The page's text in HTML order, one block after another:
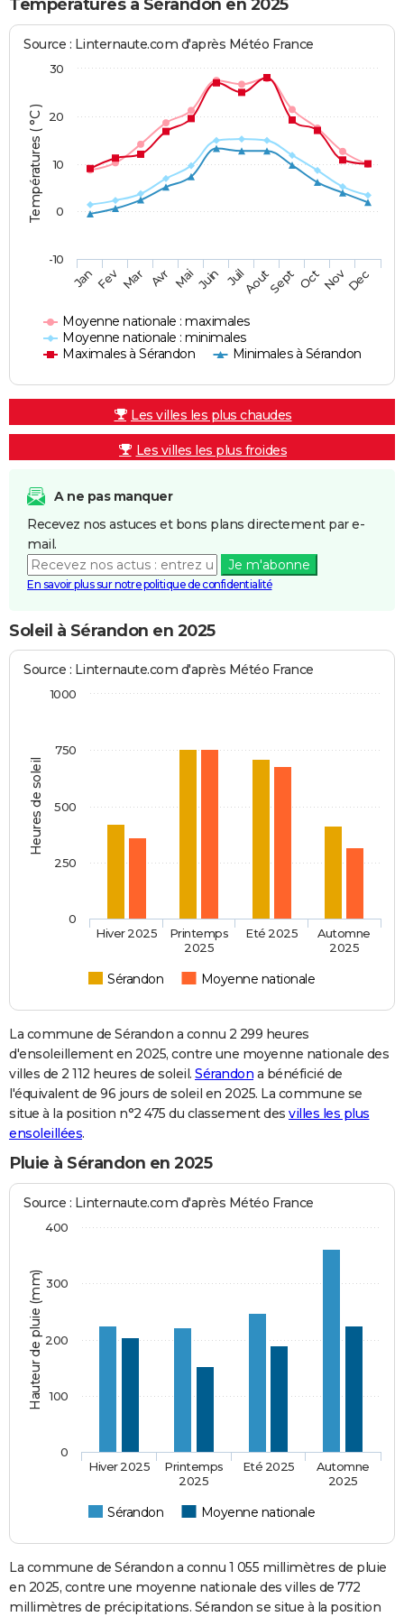
Températures à Sérandon en 2025
Températures ( °C )
Source : Linternaute.com d'après Météo France
Moyenne nationale : maximales
Moyenne nationale : minimales
Maximales à Sérandon
Minimales à Sérandon
JanFev Mar Avr MaiJuin JuilAoutSept OctNovDec
-10
0
10
20
30
Les villes les plus chaudes
Les villes les plus froides
A ne pas manquer
Recevez nos astuces et bons plans directement par e-
mail.
Je m'abonne
En savoir plus sur notre politique de confidentialité
Soleil à Sérandon en 2025
Heures de soleil
Source : Linternaute.com d'après Météo France
Sérandon Moyenne nationale
Hiver 2025
Printemps
2025
Eté 2025
Automne
2025
0
250
500
750
1000
La commune de Sérandon a connu 2 299 heures
d'ensoleillement en 2025, contre une moyenne nationale des
villes de 2 112 heures de soleil. Sérandon a bénéficié de
l'équivalent de 96 jours de soleil en 2025. La commune se
situe à la position n°2 475 du classement des villes les plus
ensoleillées.
Pluie à Sérandon en 2025
Hauteur de pluie (mm)
Source : Linternaute.com d'après Météo France
Sérandon Moyenne nationale
Hiver 2025
Printemps
2025
Eté 2025
Automne
2025
0
100
200
300
400
La commune de Sérandon a connu 1 055 millimètres de pluie
en 2025, contre une moyenne nationale des villes de 772
millimètres de précipitations. Sérandon se situe à la position